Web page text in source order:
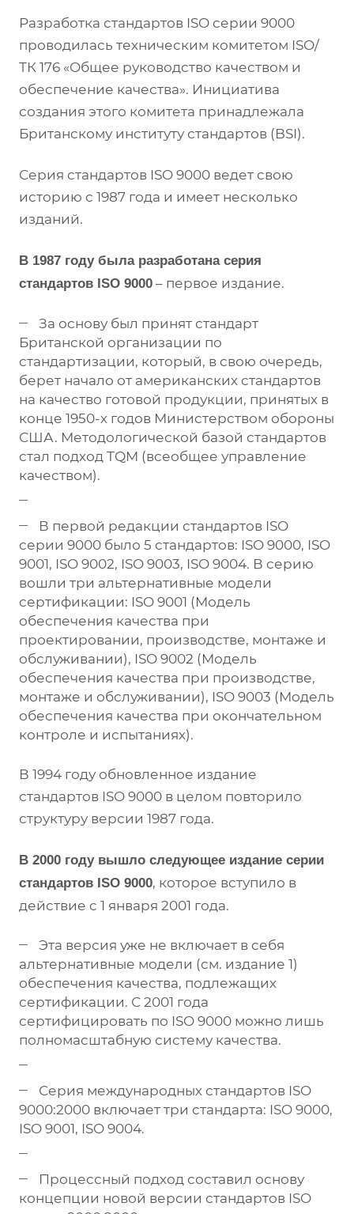
Разработка стандартов ISO серии 9000
проводилась техническим комитетом ISO/
ТК 176 «Общее руководство качеством и
обеспечение качества». Инициатива
создания этого комитета принадлежала
Британскому институту стандартов (BSI).
Серия стандартов ISO 9000 ведет свою
историю с 1987 года и имеет несколько
изданий.
В 1987 году была разработана серия
стандартов ISO 9000 – первое издание.
За основу был принят стандарт
Британской организации по
стандартизации, который, в свою очередь,
берет начало от американских стандартов
на качество готовой продукции, принятых в
конце 1950-х годов Министерством обороны
США. Методологической базой стандартов
стал подход TQM (всеобщее управление
качеством).
В первой редакции стандартов ISO
серии 9000 было 5 стандартов: ISO 9000, ISO
9001, ISO 9002, ISO 9003, ISO 9004. В серию
вошли три альтернативные модели
сертификации: ISO 9001 (Модель
обеспечения качества при
проектировании, производстве, монтаже и
обслуживании), ISO 9002 (Модель
обеспечения качества при производстве,
монтаже и обслуживании), ISO 9003 (Модель
обеспечения качества при окончательном
контроле и испытаниях).
В 1994 году обновленное издание
стандартов ISO 9000 в целом повторило
структуру версии 1987 года.
В 2000 году вышло следующее издание серии
стандартов ISO 9000, которое вступило в
действие с 1 января 2001 года.
Эта версия уже не включает в себя
альтернативные модели (см. издание 1)
обеспечения качества, подлежащих
сертификации. С 2001 года
сертифицировать по ISO 9000 можно лишь
полномасштабную систему качества.
Серия международных стандартов ISO
9000:2000 включает три стандарта: ISO 9000,
ISO 9001, ISO 9004.
Процессный подход составил основу
концепции новой версии стандартов ISO